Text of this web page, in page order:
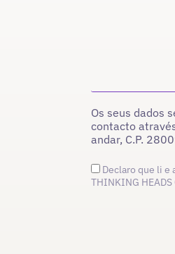
Os seus dados
contacto
andar, C.P.
Declaro que li e
THINKING